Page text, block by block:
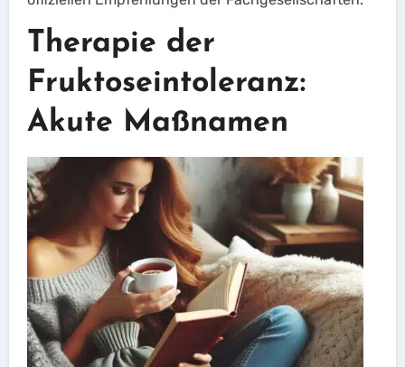
Therapie der
Fruktoseintoleranz:
Akute Maßnamen